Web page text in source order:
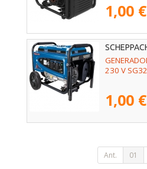
1,00 €
230 V
1,00 €
Ant. 01